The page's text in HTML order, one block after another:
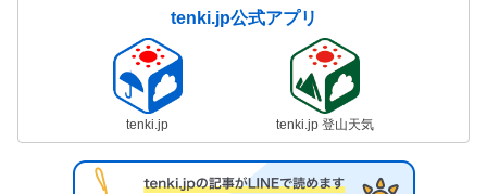
tenki.jp公式アプリ
tenki.jp tenki.jp 登山天気